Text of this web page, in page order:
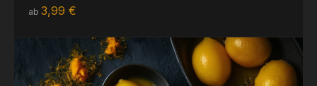
ab 3,99 €